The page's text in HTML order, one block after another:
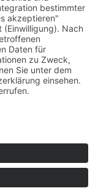
Sie sich